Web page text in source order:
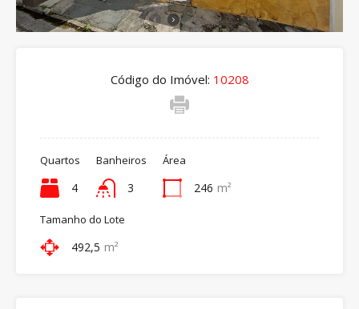
Código do Imóvel: 10208
Quartos
4
Banheiros
3
Área
246 m²
Tamanho do Lote
492,5 m²